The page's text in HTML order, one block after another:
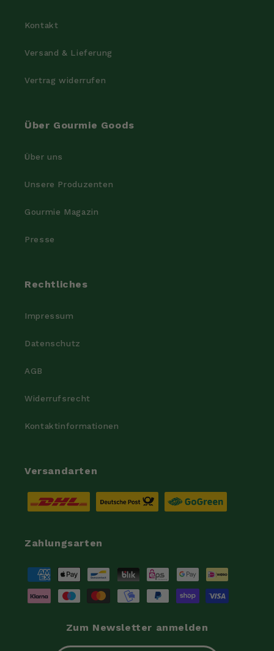
Kontakt
Versand & Lieferung
Vertrag widerrufen
Über Gourmie Goods
Über uns
Unsere Produzenten
Gourmie Magazin
Presse
Rechtliches
Impressum
Datenschutz
AGB
Widerrufsrecht
Kontaktinformationen
Versandarten
Zahlungsarten
Zahlungsmethoden
Zum Newsletter anmelden